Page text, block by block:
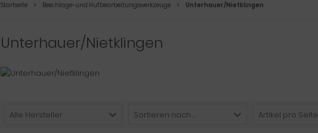
Startseite Beschlage-und Hufbearbeitungswerkzeuge Unterhauer/Nietklingen
Unterhauer/Nietklingen
Alle Hersteller Sortieren nach ... Artikel pro Seite